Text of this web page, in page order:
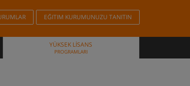
EĞITIM KURUMUNUZU TANITIN
YÜKSEK LISANS
PROGRAMLARI